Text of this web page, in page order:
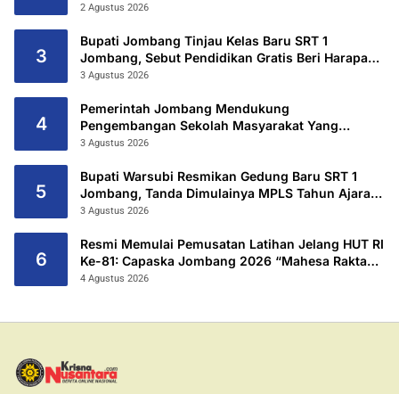
2 Agustus 2026
3
Bupati Jombang Tinjau Kelas Baru SRT 1
Jombang, Sebut Pendidikan Gratis Beri Harapan
Baru
3 Agustus 2026
4
Pemerintah Jombang Mendukung
Pengembangan Sekolah Masyarakat Yang
Kurang Mampu Hingga Hibahkan 6,3 Hektar
3 Agustus 2026
5
Bupati Warsubi Resmikan Gedung Baru SRT 1
Jombang, Tanda Dimulainya MPLS Tahun Ajaran
2026/2027
3 Agustus 2026
6
Resmi Memulai Pemusatan Latihan Jelang HUT RI
Ke-81: Capaska Jombang 2026 “Mahesa Rakta
Garuda Yudha”.
4 Agustus 2026